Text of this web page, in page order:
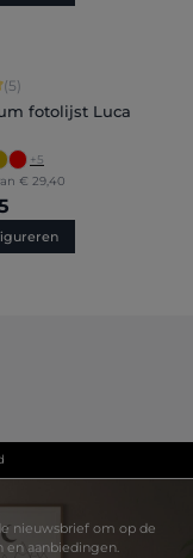
waardering van 5 van 5
(5)
fotolijst Luca
+5
€ 29,40
nieuwsbrief om op de
en aanbiedingen.